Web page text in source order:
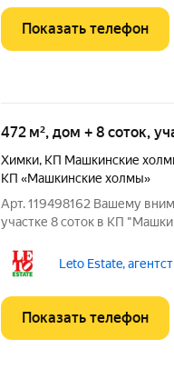
Показать телефон
472 м², дом + 8 соток,
Химки, КП Машкинские
КП «Машкинские холмы»
Арт. 119498162 Вашему
участке 8 соток в КП
МКАД. Построен из
фундамент -
Leto Estate,
Показать телефон